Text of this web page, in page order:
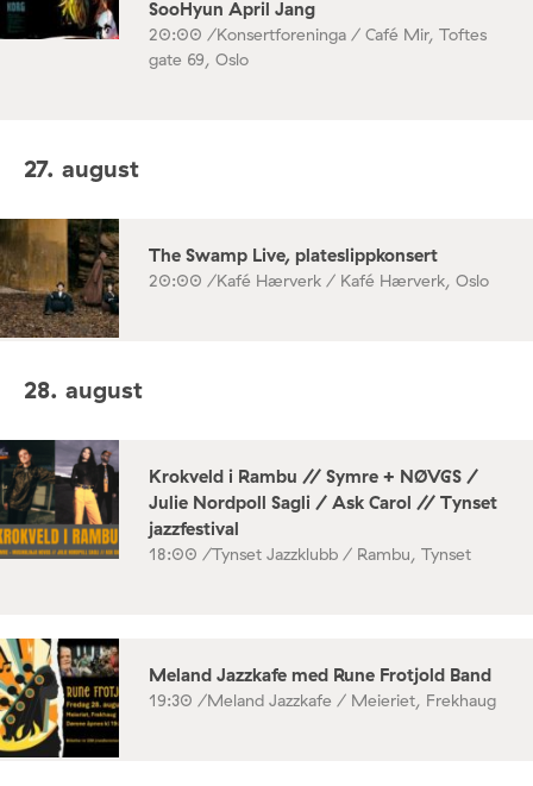
SooHyun April Jang
20:00 /Konsertforeninga / Café Mir, Toftes
gate 69, Oslo
27. august
The Swamp Live, plateslippkonsert
20:00 /Kafé Hærverk / Kafé Hærverk, Oslo
28. august
Krokveld i Rambu // Symre + NØVGS /
Julie Nordpoll Sagli / Ask Carol // Tynset
jazzfestival
18:00 /Tynset Jazzklubb / Rambu, Tynset
Meland Jazzkafe med Rune Frotjold Band
19:30 /Meland Jazzkafe / Meieriet, Frekhaug